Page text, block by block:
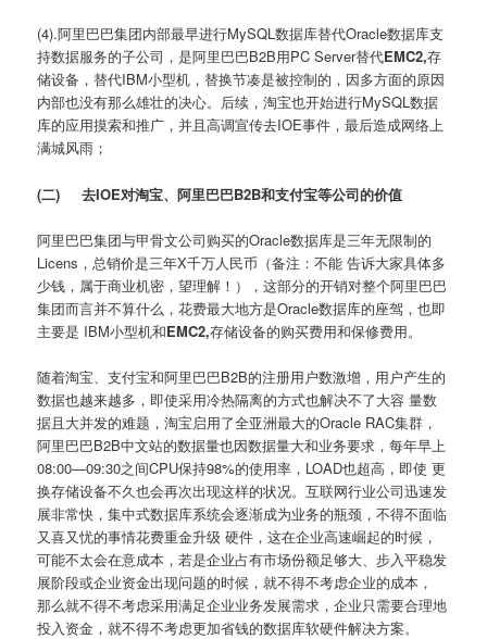
(4).阿里巴巴集团内部最早进行MySQL数据库替代Oracle数据库支
持数据服务的子公司，是阿里巴巴B2B用PC Server替代EMC2,存
储设备，替代IBM小型机，替换节凑是被控制的，因多方面的原因
内部也没有那么雄壮的决心。后续，淘宝也开始进行MySQL数据
库的应用摸索和推广，并且高调宣传去IOE事件，最后造成网络上
满城风雨；
(二)去IOE对淘宝、阿里巴巴B2B和支付宝等公司的价值
阿里巴巴集团与甲骨文公司购买的Oracle数据库是三年无限制的
Licens，总销价是三年X千万人民币（备注：不能 告诉大家具体多
少钱，属于商业机密，望理解！），这部分的开销对整个阿里巴巴
集团而言并不算什么，花费最大地方是Oracle数据库的座驾，也即
主要是 IBM小型机和EMC2,存储设备的购买费用和保修费用。
随着淘宝、支付宝和阿里巴巴B2B的注册用户数激增，用户产生的
数据也越来越多，即使采用冷热隔离的方式也解决不了大容 量数
据且大并发的难题，淘宝启用了全亚洲最大的Oracle RAC集群，
阿里巴巴B2B中文站的数据量也因数据量大和业务要求，每年早上
08:00—09:30之间CPU保持98%的使用率，LOAD也超高，即使 更
换存储设备不久也会再次出现这样的状况。互联网行业公司迅速发
展非常快，集中式数据库系统会逐渐成为业务的瓶颈，不得不面临
又喜又忧的事情花费重金升级 硬件，这在企业高速崛起的时候，
可能不太会在意成本，若是企业占有市场份额足够大、步入平稳发
展阶段或企业资金出现问题的时候，就不得不考虑企业的成本，
那么就不得不考虑采用满足企业业务发展需求，企业只需要合理地
投入资金，就不得不考虑更加省钱的数据库软硬件解决方案。